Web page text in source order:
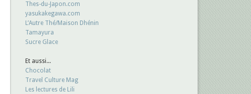
Thes-du-Japon.com
yasukakegawa.com
L’Autre Thé/Maison Dhénin
Tamayura
Sucre Glace
Et aussi...
Chocolat
Travel Culture Mag
Les lectures de Lili